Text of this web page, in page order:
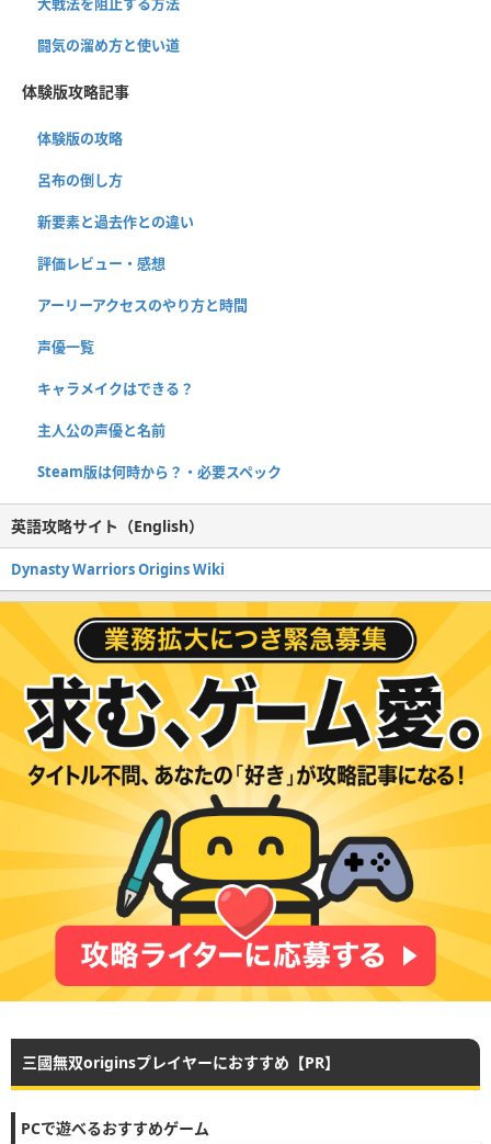
闘気の溜め方と使い道
体験版攻略記事
体験版の攻略
呂布の倒し方
新要素と過去作との違い
評価レビュー・感想
アーリーアクセスのやり方と時間
声優一覧
キャラメイクはできる？
主人公の声優と名前
Steam版は何時から？・必要スペック
英語攻略サイト（English）
Dynasty Warriors Origins Wiki
三國無双originsプレイヤーにおすすめ【PR】
PCで遊べるおすすめゲーム